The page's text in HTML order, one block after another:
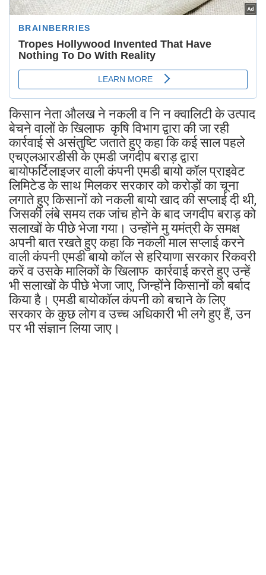
किसान नेता औलख ने नकली व नि न क्वालिटी के उत्पाद
बेचने वालों के खिलाफ कृषि विभाग द्वारा की जा रही
कार्रवाई से असंतुष्टि जताते हुए कहा कि कई साल पहले
एचएलआरडीसी के एमडी जगदीप बराड़ द्वारा
बायोफर्टिलाइजर वाली कंपनी एमडी बायो कॉल प्राइवेट
लिमिटेड के साथ मिलकर सरकार को करोड़ों का चूना
लगाते हुए किसानों को नकली बायो खाद की सप्लाई दी थी,
जिसकी लंबे समय तक जांच होने के बाद जगदीप बराड़ को
सलाखों के पीछे भेजा गया। उन्होंने मु यमंत्री के समक्ष
अपनी बात रखते हुए कहा कि नकली माल सप्लाई करने
वाली कंपनी एमडी बायो कॉल से हरियाणा सरकार रिकवरी
करें व उसके मालिकों के खिलाफ कार्रवाई करते हुए उन्हें
भी सलाखों के पीछे भेजा जाए, जिन्होंने किसानों को बर्बाद
किया है। एमडी बायोकॉल कंपनी को बचाने के लिए
सरकार के कुछ लोग व उच्च अधिकारी भी लगे हुए हैं, उन
पर भी संज्ञान लिया जाए।